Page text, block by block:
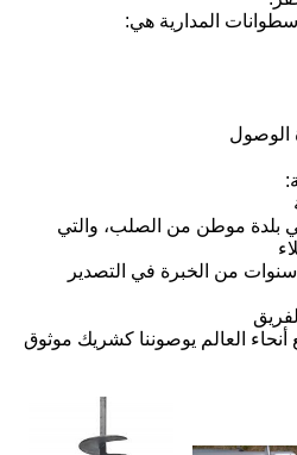
المدارية هي:
بلدة موطن من الصلب، والتي
3. المهنية - لدينا أكثر من 10 سنوات من الخبرة في التصدير
أنحاء العالم يوصوننا كشريك موثوق